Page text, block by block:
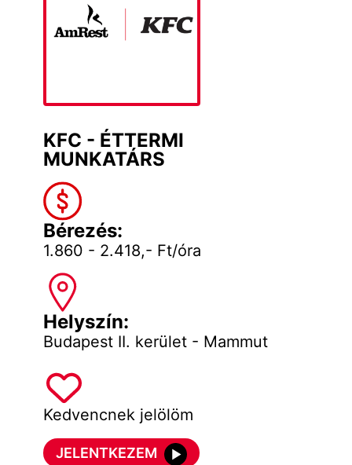
KFC - ÉTTERMI
MUNKATÁRS
Bérezés:
1.860 - 2.418,- Ft/óra
Helyszín:
Budapest II. kerület - Mammut
Kedvencnek jelölöm
JELENTKEZEM